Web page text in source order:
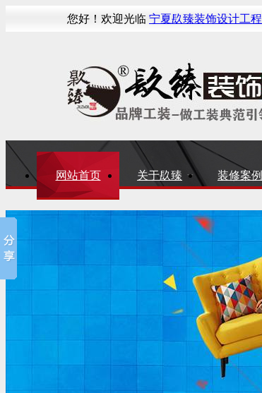
您好！欢迎光临 宁夏镹臻装饰设计工
网站首页 关于镹臻 装修案例